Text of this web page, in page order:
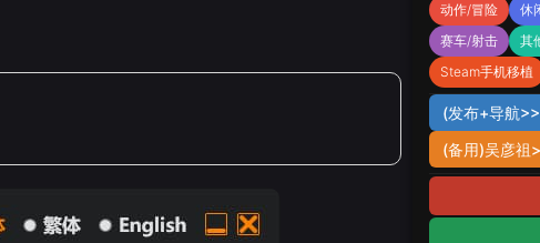
动作/冒险
休
赛车/射击
其
Steam手机移植
(发布+导航
(备用)吴彦